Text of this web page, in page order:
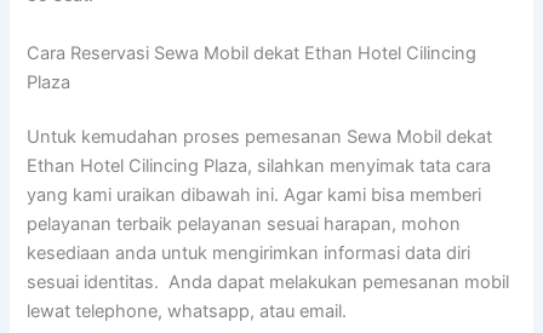
Cara Reservasi Sewa Mobil dekat Ethan Hotel Cilincing
Plaza
Untuk kemudahan proses pemesanan Sewa Mobil dekat
Ethan Hotel Cilincing Plaza, silahkan menyimak tata cara
yang kami uraikan dibawah ini. Agar kami bisa memberi
pelayanan terbaik pelayanan sesuai harapan, mohon
kesediaan anda untuk mengirimkan informasi data diri
sesuai identitas. Anda dapat melakukan pemesanan mobil
lewat telephone, whatsapp, atau email.